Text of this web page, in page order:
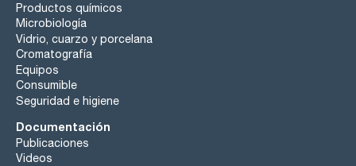
Productos químicos
Microbiología
Vidrio, cuarzo y porcelana
Cromatografía
Equipos
Consumible
Seguridad e higiene
Documentación
Publicaciones
Videos